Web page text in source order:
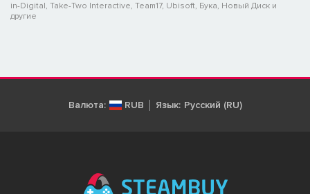
in-Digital, Take-Two Interactive, Team17, Ubisoft, Бука, Новый Диск и
другие
Валюта: RUB Язык: Русский (RU)